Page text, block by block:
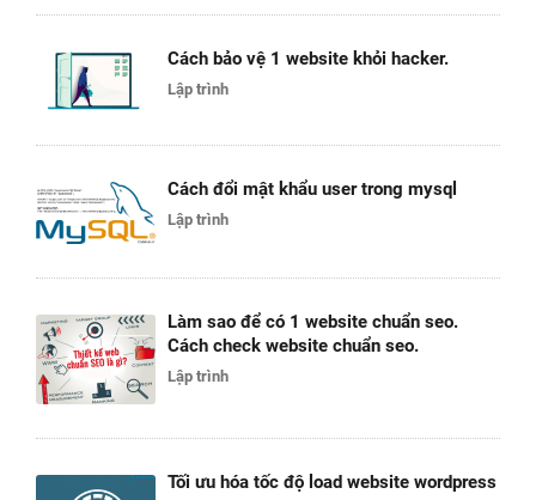
Cách bảo vệ 1 website khỏi hacker.
Lập trình
Cách đổi mật khẩu user trong mysql
Lập trình
Làm sao để có 1 website chuẩn seo.
Cách check website chuẩn seo.
Lập trình
Tối ưu hóa tốc độ load website wordpress